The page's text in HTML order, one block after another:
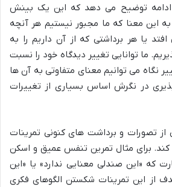
توضیح می دهد که این یک بینش
این معنا که ما مجبور نیستیم هر آنچه
یا هر برداشتی که از آن داریم را به
ما توانایی تغییر دیدگاه خود را نسبت
نگاه می توانیم معنای متفاوتی به آن ها
در نگرش اساس بسیاری از تغییرات
از تصورات و برداشت های کنونی تمرینات
کند. برای مثال تمرین تنفس عمیق و اسکن
که «این صندلی معنایی ندارد» یا «این
از این تمرینات شکستن الگوهای فکری